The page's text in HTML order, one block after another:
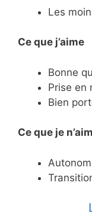
Les
Ce que j’aime
Bonne
Prise en
Bien
Ce que je